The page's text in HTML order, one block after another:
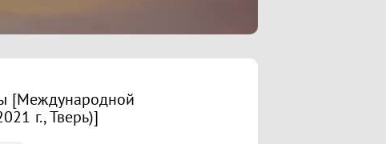
[Международной
г., Тверь)]